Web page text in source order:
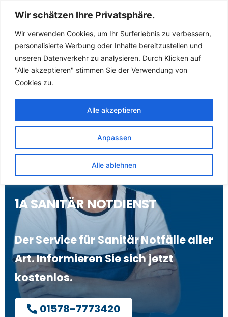
Wir schätzen Ihre Privatsphäre.
Wir verwenden Cookies, um Ihr Surferlebnis zu verbessern,
personalisierte Werbung oder Inhalte bereitzustellen und
unseren Datenverkehr zu analysieren. Durch Klicken auf
"Alle akzeptieren" stimmen Sie der Verwendung von
Cookies zu.
Anpassen
Alle ablehnen
Alle akzeptieren
Sanitär Notdienst
(Klempner) für
Havelaue
1A SANITÄR NOTDIENST
Der Service für Sanitär Notfälle aller
Art. Informieren Sie sich jetzt
kostenlos.
01578-7773420